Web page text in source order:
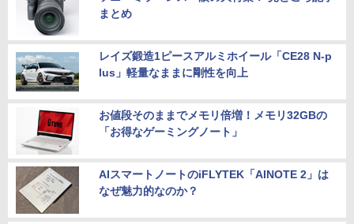
まとめ
レイズ鍛造1ピースアルミホイール「CE28 N-p
lus」軽量なままに剛性を向上
お値段そのままでメモリ倍増！メモリ32GBの
「お得なゲーミングノート」
AIスマートノートのiFLYTEK「AINOTE 2」は
なぜ魅力的なのか？